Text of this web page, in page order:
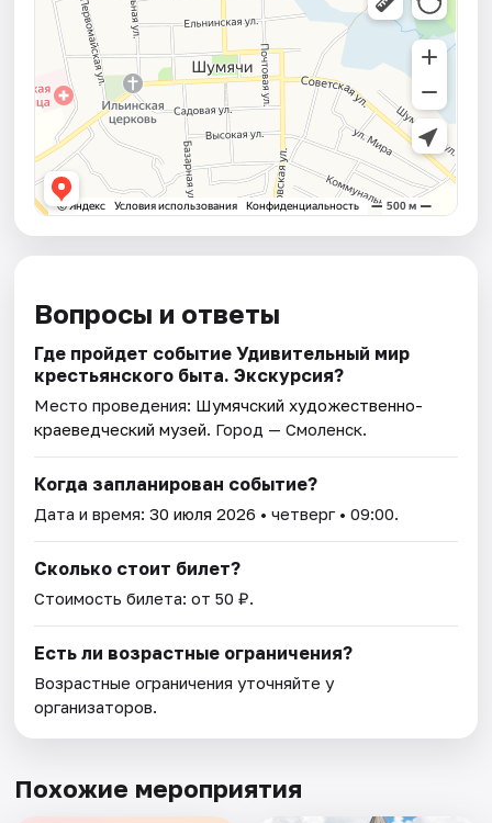
Вопросы и ответы
Где пройдет событие Удивительный мир
крестьянского быта. Экскурсия?
Место проведения: Шумячский художественно-
краеведческий музей. Город — Смоленск.
Когда запланирован событие?
Дата и время:30 июля 2026 • четверг • 09:00.
Сколько стоит билет?
Стоимость билета: от 50 ₽.
Есть ли возрастные ограничения?
Возрастные ограничения уточняйте у
организаторов.
Похожие мероприятия